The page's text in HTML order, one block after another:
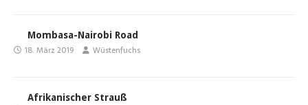
Mombasa-Nairobi Road
18. März 2019 Wüstenfuchs
Afrikanischer Strauß